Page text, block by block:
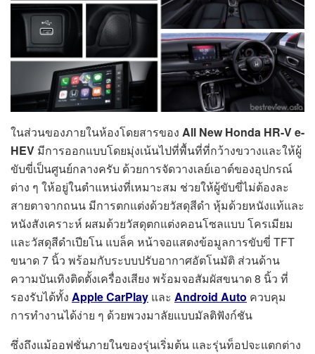
ในส่วนของภายในห้องโดยสารของ All New Honda HR-V e-
HEV มีการออกแบบโดยมุ่งเน้นไปที่พื้นที่ที่กว้างขวางและให้ผู้
ขับขี่เป็นศูนย์กลางครับ ด้วยการจัดวางเลย์เอาต์ของอุปกรณ์
ต่าง ๆ ให้อยู่ในตำแหน่งที่เหมาะสม ช่วยให้ผู้ขับขี่ไม่ต้องละ
สายตาจากถนน มีการตกแต่งด้วยวัสดุสีดำ หุ้มด้วยหนังแท้และ
หนังสังเคราะห์ ผสมด้วยวัสดุตกแต่งคอนโซลแบบ โครเมียม
และวัสดุสีดำเปียโน แบล็ค หน้าจอแสดงข้อมูลการขับขี่ TFT
ขนาด 7 นิ้ว พร้อมกับระบบปรับอากาศอัตโนมัติ ส่วนด้าน
ความบันเทิงติดตั้งเครื่องเสียง พร้อมจอสัมผัสขนาด 8 นิ้ว ที่
รองรับได้ทั้ง Apple CarPlay และ Android Auto ควบคุม
การทำงานได้ง่าย ๆ ด้วยพวงมาลัยแบบมัลติฟังก์ชัน
ซึ่งถึงแม้ออฟชั่นภายในของรุ่นเริ่มต้น และรุ่นท็อปจะแตกต่าง